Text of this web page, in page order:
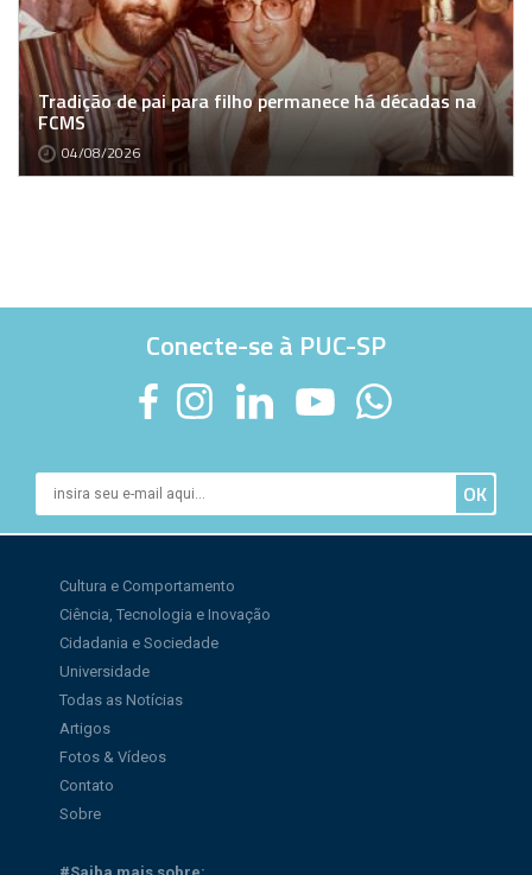
Tradição de pai para filho permanece há décadas na
FCMS
04/08/2026
Conecte-se à PUC-SP
Cultura e Comportamento
Ciência, Tecnologia e Inovação
Cidadania e Sociedade
Universidade
Todas as Notícias
Artigos
Fotos & Vídeos
Contato
Sobre